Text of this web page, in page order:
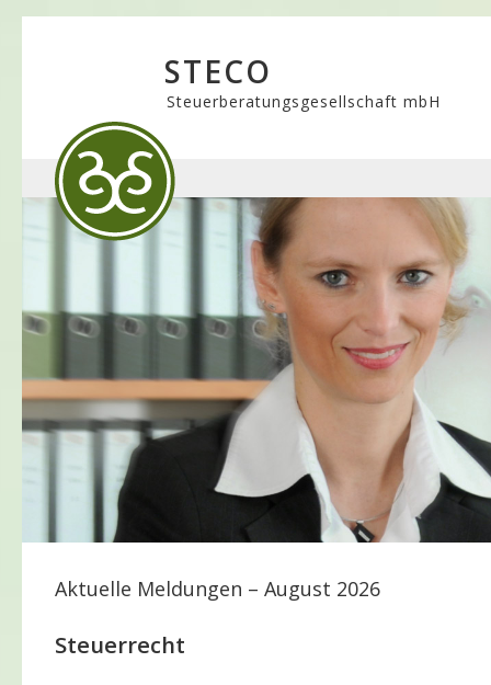
STECO
Steuerberatungsgesellschaft mbH
Aktuelle Meldungen – August 2026
Steuerrecht